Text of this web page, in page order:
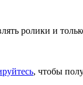
ролики и
, чтобы